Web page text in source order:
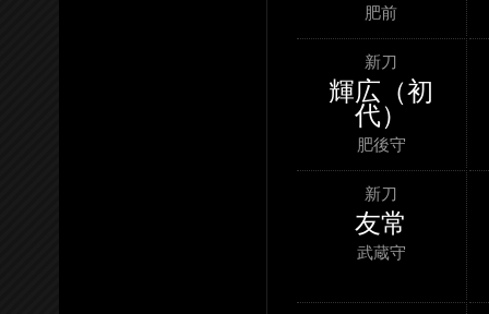
肥前
新刀
輝広（初
代）
肥後守
新刀
友常
武蔵守